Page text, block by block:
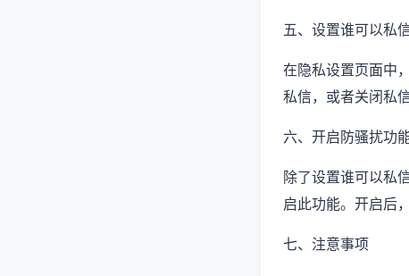
五、设置谁可以私
在隐私设置页面中
私信，或者关闭私
六、开启防骚扰功
除了设置谁可以私
启此功能。开启后
七、注意事项